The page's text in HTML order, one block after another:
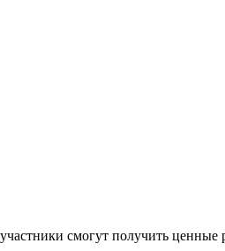
смогут получить